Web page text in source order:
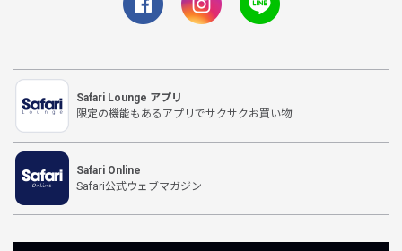
Safari Lounge アプリ
限定の機能もあるアプリでサクサクお買い物
Safari Online
Safari公式ウェブマガジン